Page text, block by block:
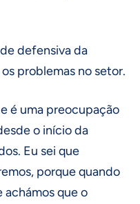
defensiva da
problemas no setor.
é uma preocupação
o início da
Eu sei que
porque quando
achámos que o